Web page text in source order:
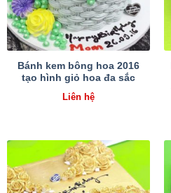
Bánh kem bông hoa 2016
tạo hình giỏ hoa đa sắc
Liên hệ